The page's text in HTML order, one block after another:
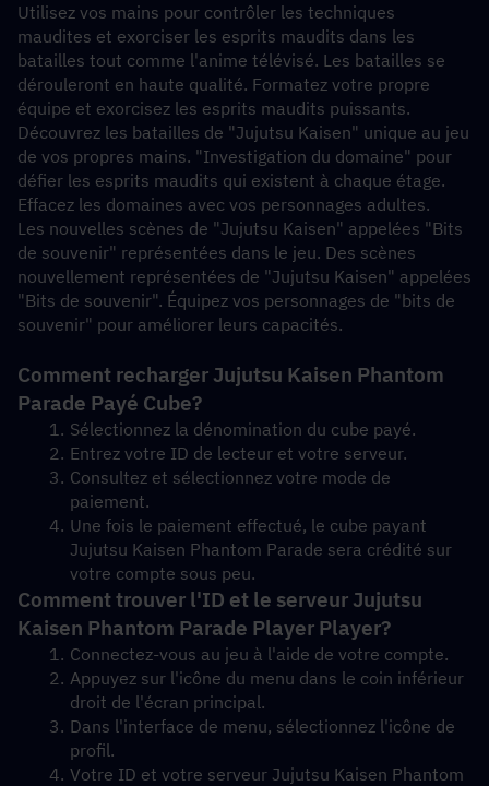
Utilisez vos mains pour contrôler les techniques
maudites et exorciser les esprits maudits dans les
batailles tout comme l'anime télévisé. Les batailles se
dérouleront en haute qualité. Formatez votre propre
équipe et exorcisez les esprits maudits puissants.
Découvrez les batailles de "Jujutsu Kaisen" unique au jeu
de vos propres mains. "Investigation du domaine" pour
défier les esprits maudits qui existent à chaque étage.
Effacez les domaines avec vos personnages adultes.
Les nouvelles scènes de "Jujutsu Kaisen" appelées "Bits
de souvenir" représentées dans le jeu. Des scènes
nouvellement représentées de "Jujutsu Kaisen" appelées
"Bits de souvenir". Équipez vos personnages de "bits de
souvenir" pour améliorer leurs capacités.
Comment recharger Jujutsu Kaisen Phantom
Parade Payé Cube?
Sélectionnez la dénomination du cube payé.
Entrez votre ID de lecteur et votre serveur.
Consultez et sélectionnez votre mode de
paiement.
Une fois le paiement effectué, le cube payant
Jujutsu Kaisen Phantom Parade sera crédité sur
votre compte sous peu.
Comment trouver l'ID et le serveur Jujutsu
Kaisen Phantom Parade Player Player?
Connectez-vous au jeu à l'aide de votre compte.
Appuyez sur l'icône du menu dans le coin inférieur
droit de l'écran principal.
Dans l'interface de menu, sélectionnez l'icône de
profil.
Votre ID et votre serveur Jujutsu Kaisen Phantom